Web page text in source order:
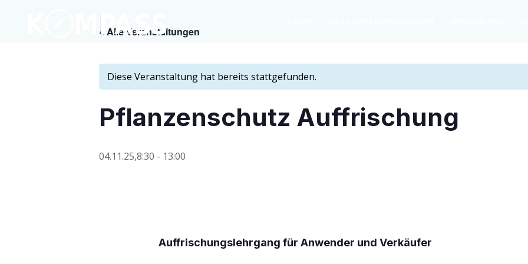
« Alle Veranstaltungen
Diese Veranstaltung hat bereits stattgefunden.
Pflan­zen­schutz Auffrischung
04.11.25,8:30 - 13:00
Auf­fri­schungs­lehr­gang für Anwen­der und Verkäufer